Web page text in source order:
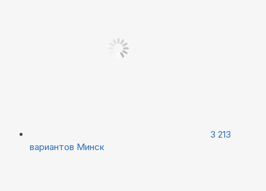
3 213
вариантов Минск